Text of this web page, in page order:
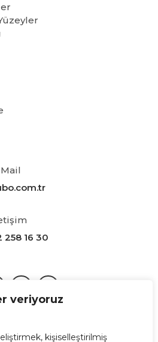
veriyoruz
kişiselleştirilmiş
258 16 30